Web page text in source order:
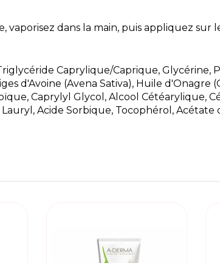
dans la main, puis appliquez sur
Caprylique/Caprique,
d'Avoine (Avena Sativa), Huile d'Onagre
Caprylyl Glycol, Alcool Cétéarylique,
Acide Sorbique, Tocophérol,